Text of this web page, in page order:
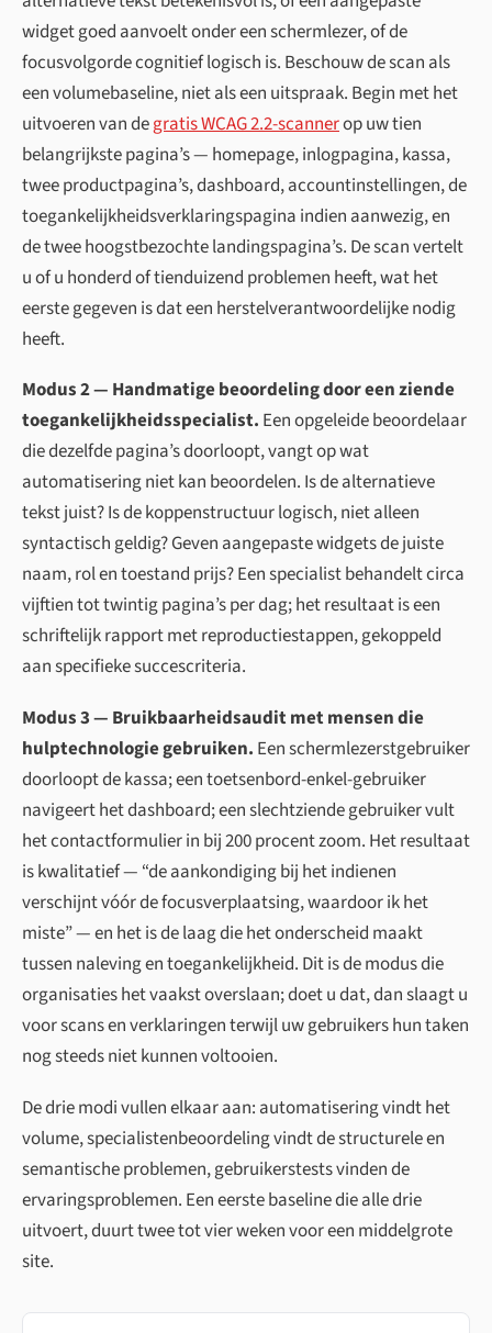
widget goed aanvoelt onder een schermlezer, of de
focusvolgorde cognitief logisch is. Beschouw de scan als
een volumebaseline, niet als een uitspraak. Begin met het
uitvoeren van degratis WCAG 2.2-scannerop uw tien
belangrijkste pagina’s — homepage, inlogpagina, kassa,
twee productpagina’s, dashboard, accountinstellingen, de
toegankelijkheids­verklaringspagina indien aanwezig, en
de twee hoogstbezochte landingspagina’s. De scan vertelt
u of u honderd of tienduizend problemen heeft, wat het
eerste gegeven is dat een herstel­verantwoordelijke nodig
heeft.
Modus 2 — Handmatige beoordeling door een ziende
toegankelijkheidsspecialist. Een opgeleide beoordelaar
die dezelfde pagina’s doorloopt, vangt op wat
automatisering niet kan beoordelen. Is de alternatieve
tekst juist? Is de koppen­structuur logisch, niet alleen
syntactisch geldig? Geven aangepaste widgets de juiste
naam, rol en toestand prijs? Een specialist behandelt circa
vijftien tot twintig pagina’s per dag; het resultaat is een
schriftelijk rapport met reproductiestappen, gekoppeld
aan specifieke succescriteria.
Modus 3 — Bruikbaarheidsaudit met mensen die
hulptechnologie gebruiken. Een schermlezerstgebruiker
doorloopt de kassa; een toetsenbord-enkel-gebruiker
navigeert het dashboard; een slechtziende gebruiker vult
het contactformulier in bij 200 procent zoom. Het resultaat
is kwalitatief — “de aankondiging bij het indienen
verschijnt vóór de focusverplaatsing, waardoor ik het
miste” — en het is de laag die het onderscheid maakt
tussen naleving en toegankelijkheid. Dit is de modus die
organisaties het vaakst overslaan; doet u dat, dan slaagt u
voor scans en verklaringen terwijl uw gebruikers hun taken
nog steeds niet kunnen voltooien.
De drie modi vullen elkaar aan: automatisering vindt het
volume, specialistenbeoordeling vindt de structurele en
semantische problemen, gebruikerstests vinden de
ervaringsproblemen. Een eerste baseline die alle drie
uitvoert, duurt twee tot vier weken voor een middelgrote
site.